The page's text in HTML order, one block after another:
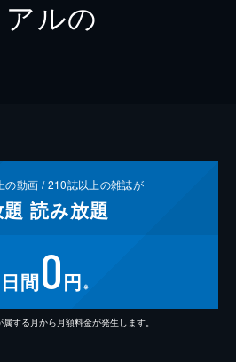
ルの
の動画 /210誌以上の雑誌が
読み放題
日間0円 ※
する月から月額料金が発生します。